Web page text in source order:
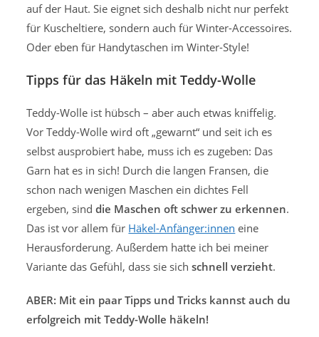
auf der Haut. Sie eignet sich deshalb nicht nur perfekt
für Kuscheltiere, sondern auch für Winter-Accessoires.
Oder eben für Handytaschen im Winter-Style!
Tipps für das Häkeln mit Teddy-Wolle
Teddy-Wolle ist hübsch – aber auch etwas kniffelig.
Vor Teddy-Wolle wird oft „gewarnt“ und seit ich es
selbst ausprobiert habe, muss ich es zugeben: Das
Garn hat es in sich! Durch die langen Fransen, die
schon nach wenigen Maschen ein dichtes Fell
ergeben, sinddie Maschen oft schwer zu erkennen.
Das ist vor allem für Häkel-Anfänger:innen eine
Herausforderung. Außerdem hatte ich bei meiner
Variante das Gefühl, dass sie sichschnell verzieht.
ABER: Mit ein paar Tipps und Tricks kannst auch du
erfolgreich mit Teddy-Wolle häkeln!